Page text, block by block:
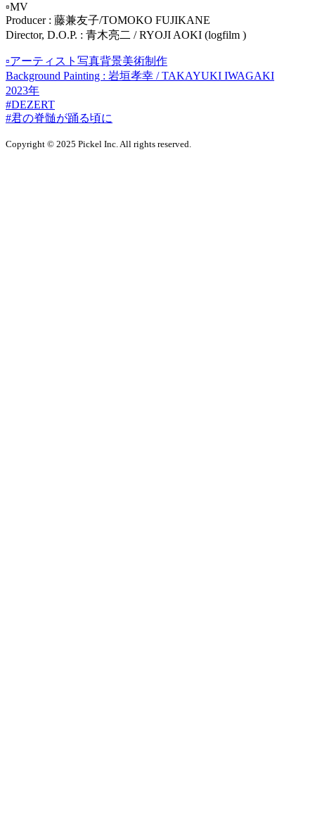
▫️MV
Producer : 藤兼友子/TOMOKO FUJIKANE
Director, D.O.P. : 青木亮二 / RYOJI AOKI (logfilm )
▫️アーティスト写真背景美術制作
Background Painting : 岩垣孝幸 / TAKAYUKI IWAGAKI
2023年
#DEZERT
#君の脊髄が踊る頃に
Copyright © 2025 Pickel Inc. All rights reserved.